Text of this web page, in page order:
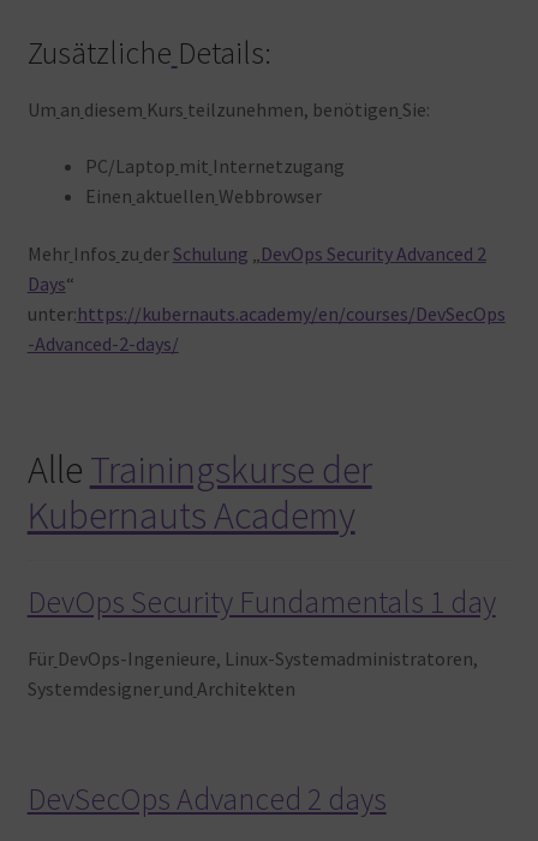
Zusätzliche Details:
Um an diesem Kurs teilzunehmen, benötigen Sie:
PC/Laptop mit Internetzugang
Einen aktuellen Webbrowser
Mehr Infos zu derSchulung „DevOps Security Advanced 2
Days“
unter:https://kubernauts.academy/en/courses/DevSecOps
-Advanced-2-days/
Alle Trainingskurse der
Kubernauts Academy
DevOps Security Fundamentals 1 day
Für DevOps-Ingenieure, Linux-Systemadministratoren,
Systemdesigner und Architekten
DevSecOps Advanced 2 days